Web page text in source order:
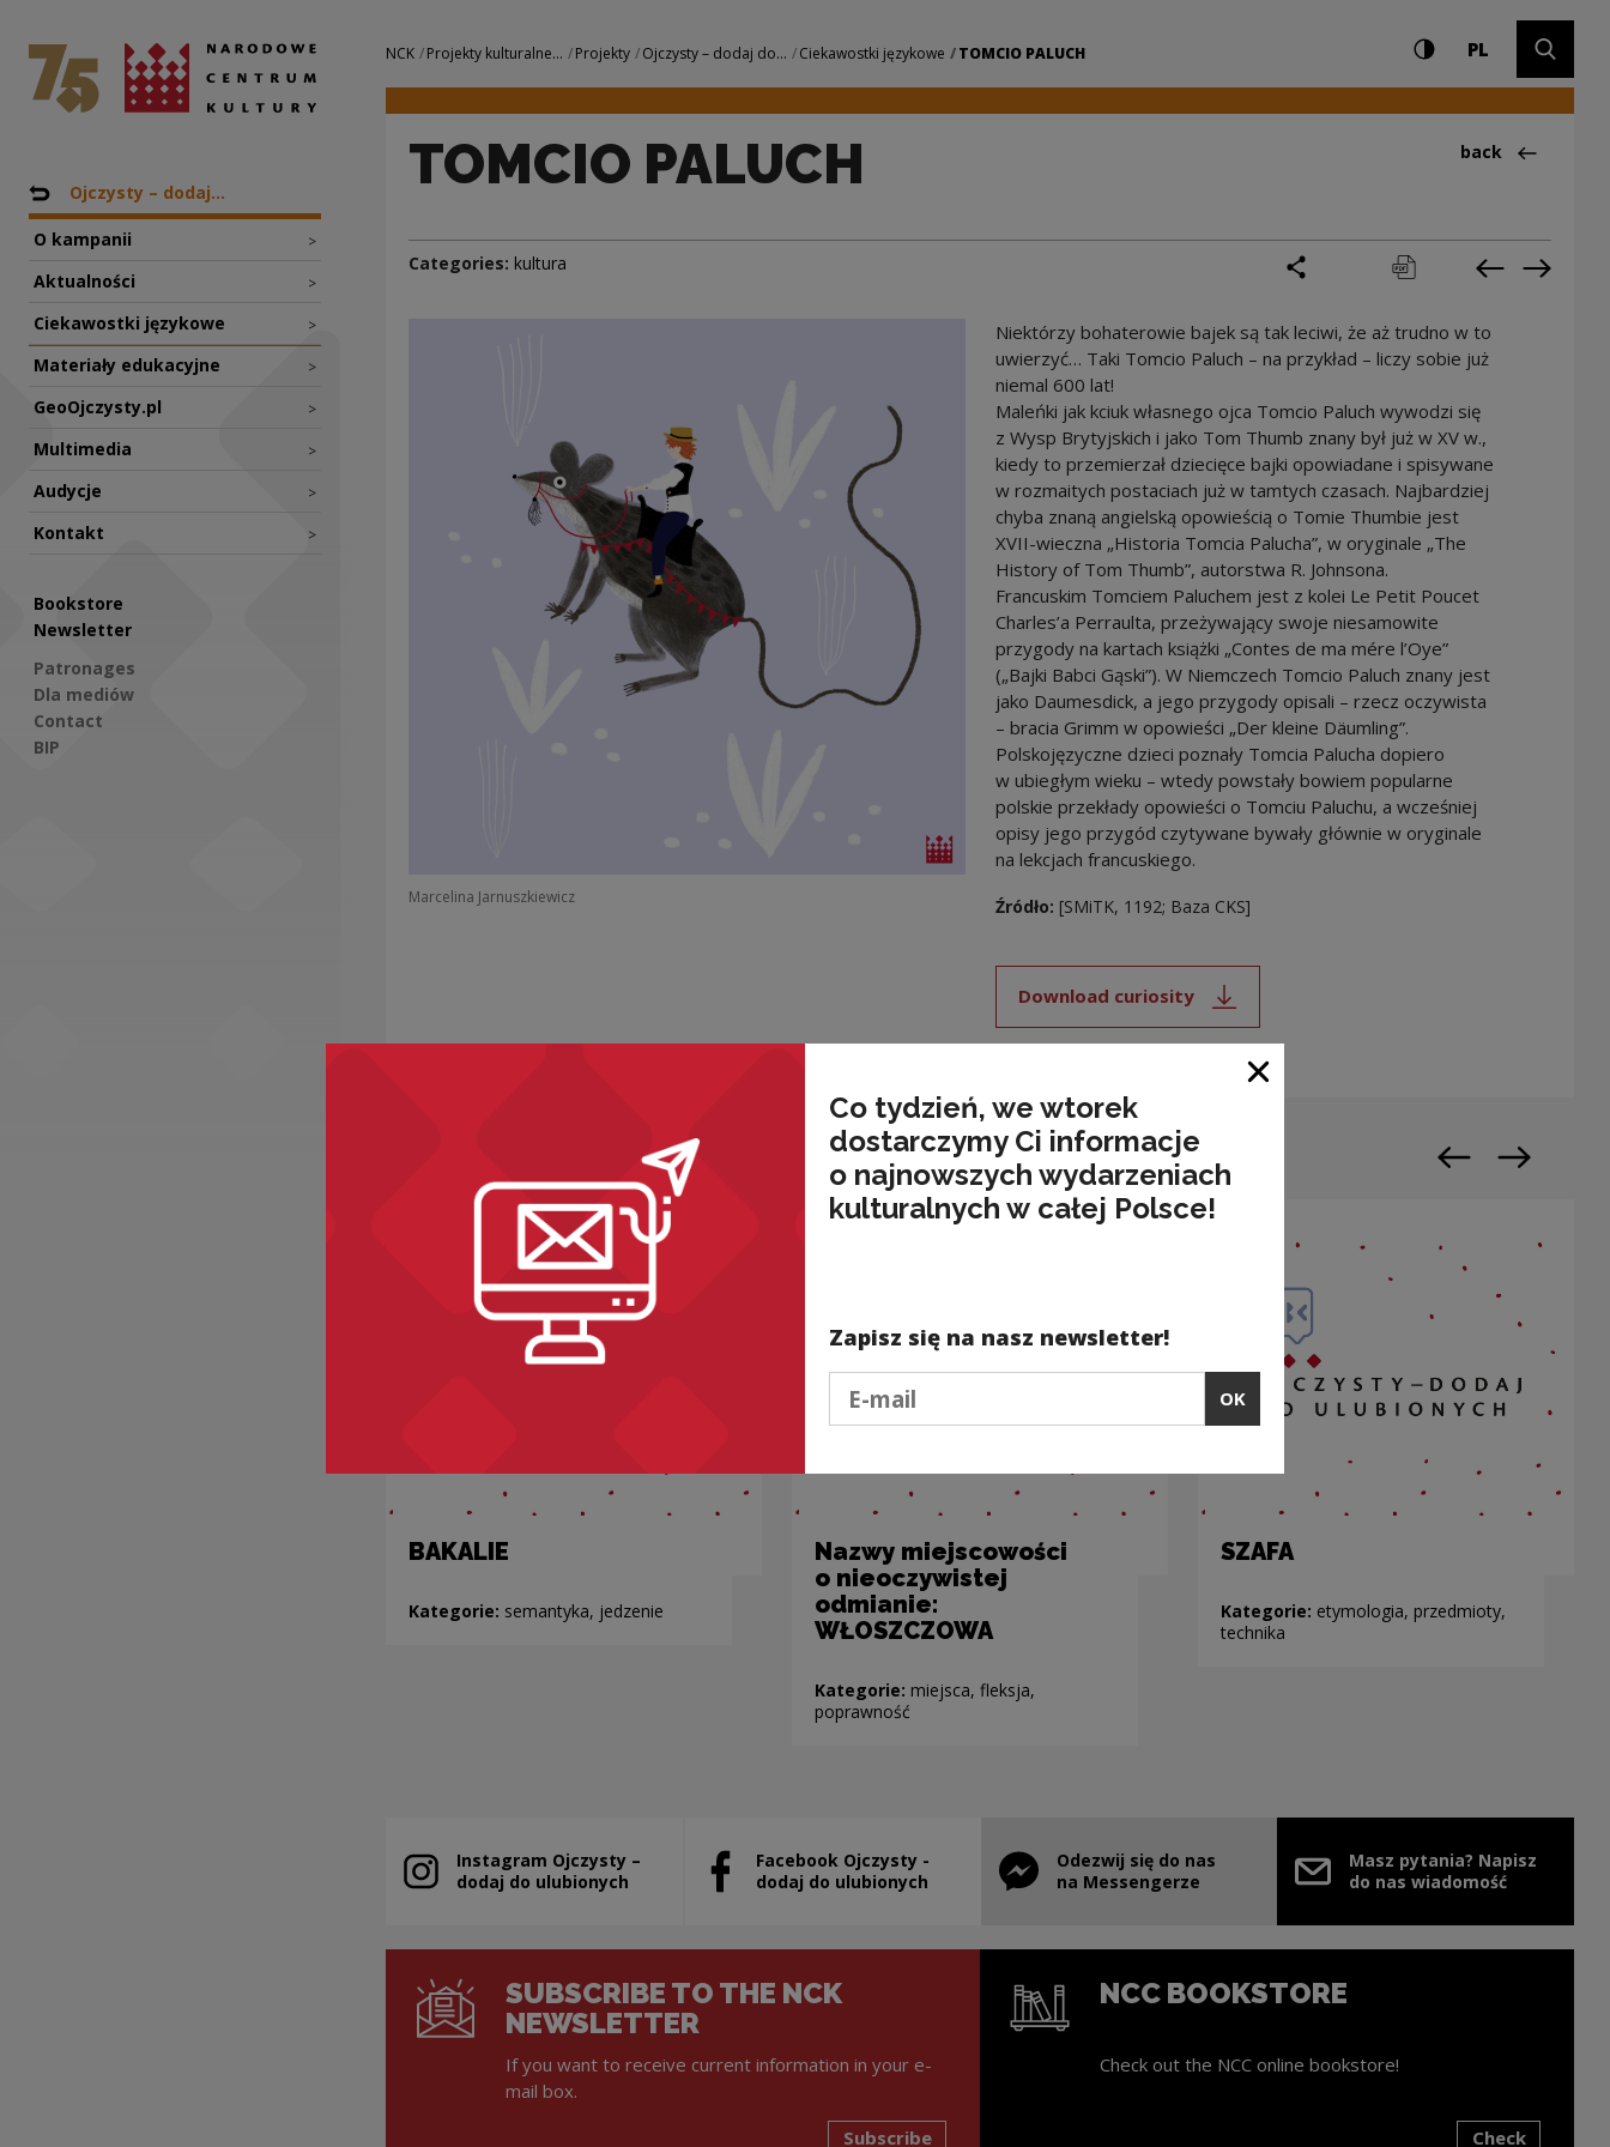
TOMCIO PALUCH | Narodowe Centrum Kultury
National Centre for Culture Poland
Nawigacja
Back to: Projekty
Ojczysty – dodaj...
O kampanii >
Aktualności >
Ciekawostki językowe >
Materiały edukacyjne >
GeoOjczysty.pl >
Multimedia >
Audycje >
Kontakt >
Bookstore
Newsletter
Patronages
Dla mediów
Contact
BIP
Navigation
NCK Projekty kulturalne... Projekty Ojczysty – dodaj do... Ciekawostki językowe TOMCIO PALUCH Settings and search
High contrast
PLCHANGE
TOMCIO PALUCH Back
back
Categories: kultura print pobierz Previous
Next
Marcelina Jarnuszkiewicz
Niektórzy bohaterowie bajek są tak leciwi, że aż trudno w to
uwierzyć… Taki Tomcio Paluch – na przykład – liczy sobie już
niemal 600 lat!
Maleńki jak kciuk własnego ojca Tomcio Paluch wywodzi się
z Wysp Brytyjskich i jako Tom Thumb znany był już w XV w.,
kiedy to przemierzał dziecięce bajki opowiadane i spisywane
w rozmaitych postaciach już w tamtych czasach. Najbardziej
chyba znaną angielską opowieścią o Tomie Thumbie jest
XVII-wieczna „Historia Tomcia Palucha”, w oryginale „The
History of Tom Thumb”, autorstwa R. Johnsona.
Francuskim Tomciem Paluchem jest z kolei Le Petit Poucet
Charles’a Perraulta, przeżywający swoje niesamowite
przygody na kartach książki „Contes de ma mére l’Oye”
(„Bajki Babci Gąski”). W Niemczech Tomcio Paluch znany jest
jako Daumesdick, a jego przygody opisali – rzecz oczywista
– bracia Grimm w opowieści „Der kleine Däumling”.
Polskojęzyczne dzieci poznały Tomcia Palucha dopiero
w ubiegłym wieku – wtedy powstały bowiem popularne
polskie przekłady opowieści o Tomciu Paluchu, a wcześniej
opisy jego przygód czytywane bywały głównie w oryginale
na lekcjach francuskiego.
Źródło: [SMiTK, 1192; Baza CKS]
Download curiosity
Note, the link will open in a new window
BAKALIE
Kategorie: semantyka, jedzenie
Nazwy miejscowości
o nieoczywistej
odmianie:
WŁOSZCZOWA
Kategorie: miejsca, fleksja,
poprawność
SZAFA
Kategorie: etymologia, przedmioty,
technika
Previous slide
Next slide
Instagram Ojczysty –
dodaj do ulubionych
Note, the link will open in a new window
Facebook Ojczysty -
dodaj do ulubionych
Note, the link will open in a new window
Odezwij się do nas
na Messengerze
Note, the link will open in a new window
Masz pytania? Napisz
do nas wiadomość
SUBSCRIBE TO THE NCK
NEWSLETTER
If you want to receive current information in your e-
mail box.
Subscribe
NCC BOOKSTORE
Check out the NCC online bookstore!
Check
Co tydzień, we wtorek
dostarczymy Ci informacje
o najnowszych wydarzeniach
kulturalnych w całej Polsce!
Zapisz się na nasz newsletter!
OK